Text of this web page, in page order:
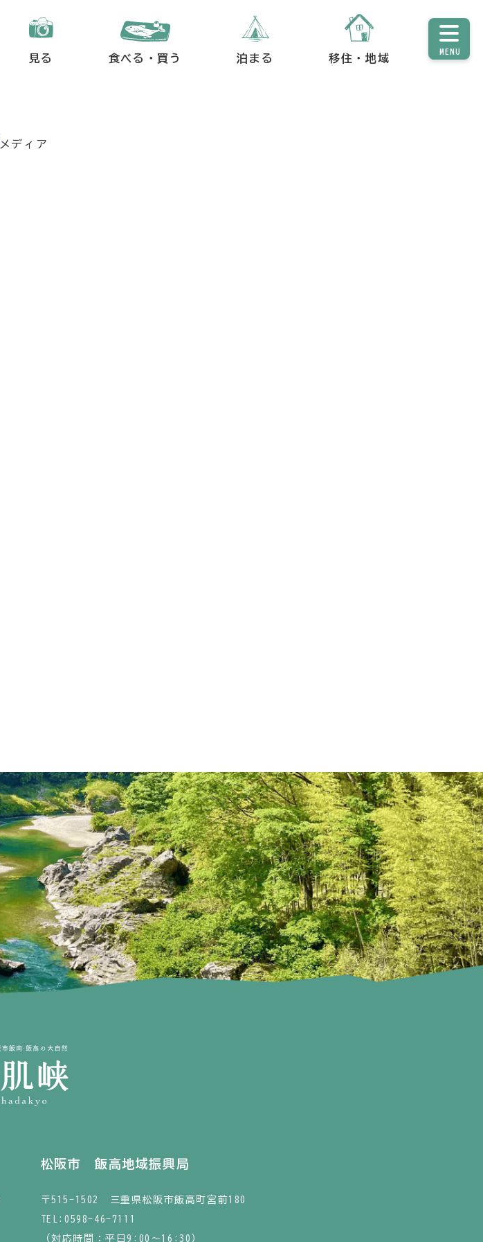
見る 食べる・買う 泊まる 移住・地域
MENU
松阪市 飯高地域振興局
〒515-1502 三重県松阪市飯高町宮前180
TEL: 0598-46-7111
（対応時間：平日9:00～16:30）